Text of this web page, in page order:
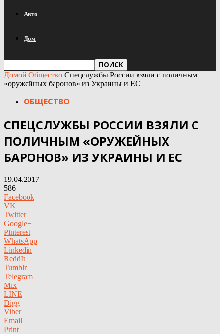
Авто
Дом
Домой Общество Спецслужбы России взяли с поличным
«оружейных баронов» из Украины и ЕС
ОБЩЕСТВО
СПЕЦСЛУЖБЫ РОССИИ ВЗЯЛИ С
ПОЛИЧНЫМ «ОРУЖЕЙНЫХ
БАРОНОВ» ИЗ УКРАИНЫ И ЕС
19.04.2017
586
Facebook
VK
Twitter
Google+
Pinterest
WhatsApp
Linkedin
ReddIt
Tumblr
Telegram
Mix
LINE
Digg
Viber
Email
Print